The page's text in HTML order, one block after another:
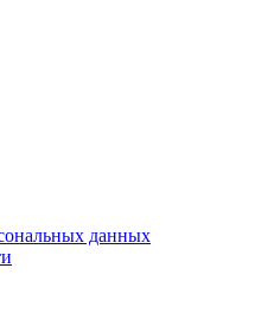
данных